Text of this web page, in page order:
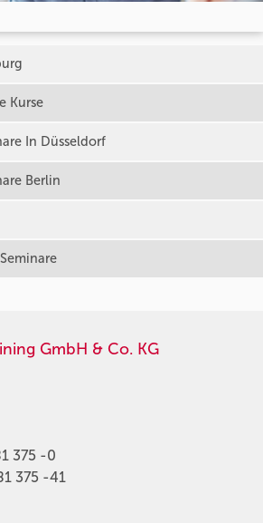
Kurse
In Düsseldorf
Berlin
GmbH & Co. KG
375 -0
375 -41